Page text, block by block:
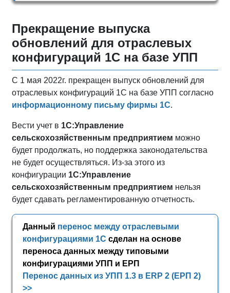
Прекращение выпуска
обновлений для отраслевых
конфигураций 1С на базе УПП
С 1 мая 2022г. прекращен выпуск обновлений для
отраслевых конфигураций 1С на базе УПП согласно
информационному письму фирмы 1С.
Вести учет в 1С:Управление
сельскохозяйственным предприятием можно
будет продолжать, но поддержка законодательства
не будет осуществляться. Из-за этого из
конфигурации 1С:Управление
сельскохозяйственным предприятием нельзя
будет сдавать регламентированную отчетность.
Данный перенос между отраслевыми
конфигурациями 1С сделан на основе
переноса данных между типовыми
конфигурациями УПП и ЕРП
Перенос данных из УПП 1.3 в ERP 2 (ЕРП 2)
>>